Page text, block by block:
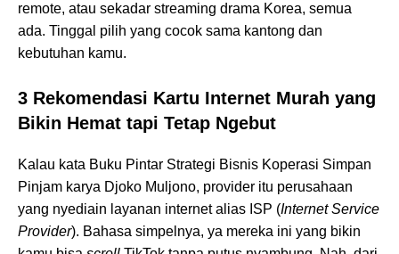
remote, atau sekadar streaming drama Korea, semua
ada. Tinggal pilih yang cocok sama kantong dan
kebutuhan kamu.
3 Rekomendasi Kartu Internet Murah yang
Bikin Hemat tapi Tetap Ngebut
Kalau kata Buku Pintar Strategi Bisnis Koperasi Simpan
Pinjam karya Djoko Muljono, provider itu perusahaan
yang nyediain layanan internet alias ISP (Internet Service
Provider). Bahasa simpelnya, ya mereka ini yang bikin